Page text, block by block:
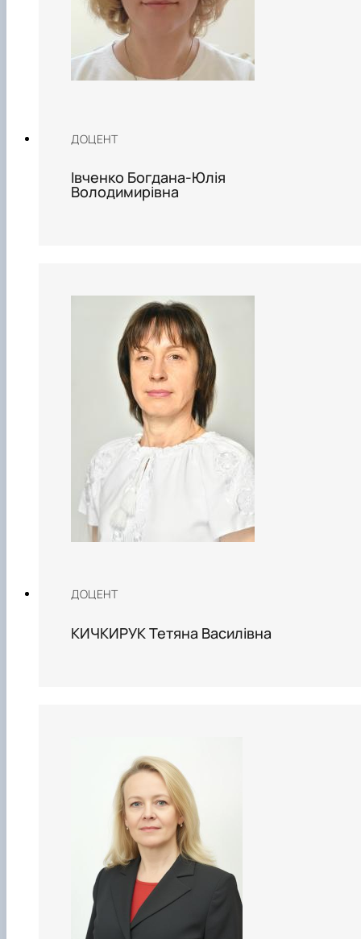
ДОЦЕНТ
Івченко Богдана-Юлія
Володимирівна
ДОЦЕНТ
КИЧКИРУК Тетяна Василівна